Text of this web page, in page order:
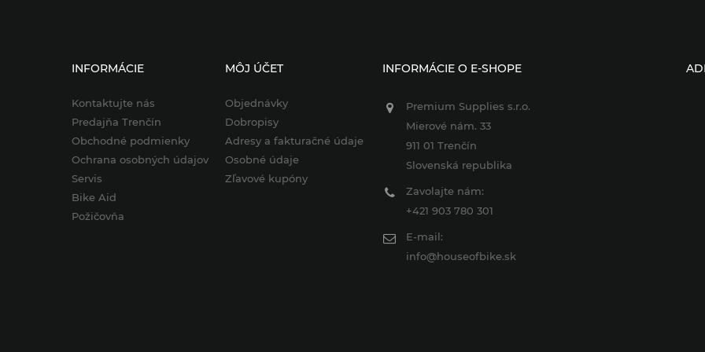
INFORMÁCIE
Kontaktujte nás
Predajňa Trenčín
Obchodné podmienky
Ochrana osobných údajov
Servis
Bike Aid
Požičovňa
MÔJ ÚČET
Objednávky
Dobropisy
Adresy a fakturačné údaje
Osobné údaje
Zľavové kupóny
INFORMÁCIE O E-SHOPE
Premium Supplies s.r.o.
Mierové nám. 33
911 01 Trenčín
Slovenská republika
Zavolajte nám:
+421 903 780 301
E-mail:
info@houseofbike.sk